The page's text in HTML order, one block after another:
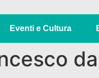
Eventi e Cultura